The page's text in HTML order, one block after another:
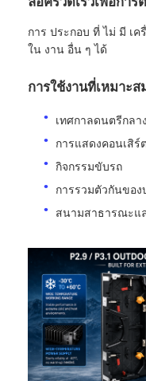
บอร์ดจอ LED นอก
การ ประกอบ ที่ ไม่ มี เค
ใน งาน อื่น ๆ ได้
การใช้งานที่เหมาะส
เทศกาลดนตรีกลา
การแสดงคอนเสิร์
กิจกรรมขับรถ
การรวมตัวกันของ
สนามสาธารณะแ